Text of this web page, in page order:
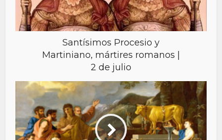
Santísimos Procesio y
Martiniano, mártires romanos |
2 de julio